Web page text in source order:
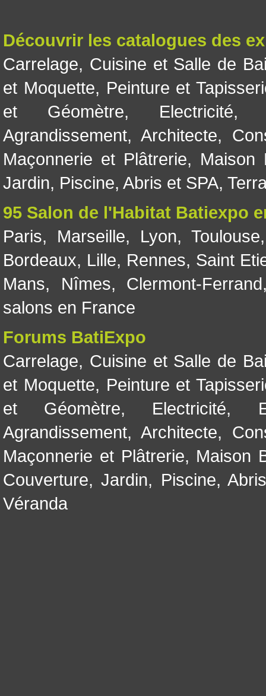
Découvrir les catalogues des
Carrelage, Cuisine et Salle de
et Moquette, Peinture et
et Géomètre, Electricité
Agrandissement, Architecte,
Maçonnerie et Plâtrerie, Maison
Jardin, Piscine, Abris et SPA,
95 Salon de l'Habitat Batiexpo
Paris, Marseille, Lyon, Toulouse
Bordeaux, Lille, Rennes, Saint
Mans, Nîmes, Clermont-Ferrand
salons en France
Forums BatiExpo
Carrelage, Cuisine et Salle de
et Moquette, Peinture et
et Géomètre, Electricité,
Agrandissement, Architecte,
Maçonnerie et Plâtrerie, Maison
Couverture,Jardin, Piscine,
Véranda